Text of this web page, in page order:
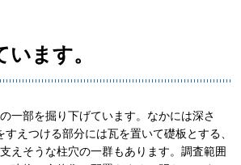
ます。
一部を掘り下げています。なかには深さ
えつける部分には瓦を置いて礎板とする、
えそうな柱穴の一群もあります。調査範囲